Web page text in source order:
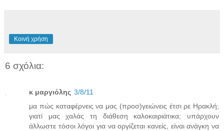
Κοινή χρήση
6 σχόλια:
κ μαργιόλης 3/8/11
μα πώς καταφέρνεις να μας (προσ)γειώνεις έτσι ρε Ηρακλή;
γιατί μας χαλάς τη διάθεση καλοκαιριάτικα; υπάρχουν
άλλωστε τόσοι λόγοι για να οργίζεται κανείς, είναι ανάγκη να